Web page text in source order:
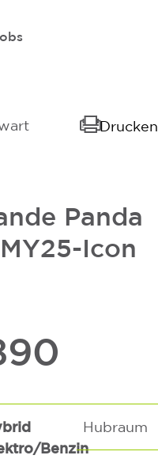
Drucken
Panda
Icon
Benzin
Hubraum